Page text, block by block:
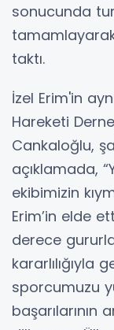
sonucunda
taktı.
İzel Erim'in
Hareketi
Cankaloğlu,
açıklamada,
ekibimizin
Erim’in elde
derece
kararlılığıyla
sporcumuzu